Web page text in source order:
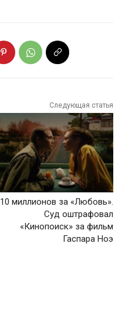
Следующая статья
10 миллионов за «Любовь».
Суд оштрафовал
«Кинопоиск» за фильм
Гаспара Ноэ